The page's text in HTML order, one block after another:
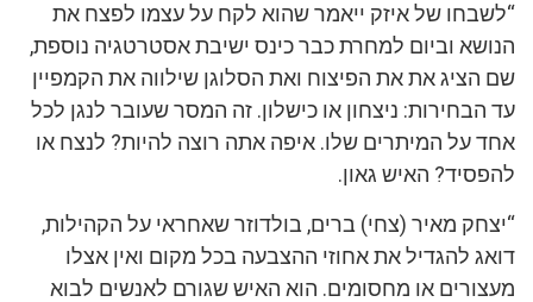
“לשבחו של איזק ייאמר שהוא לקח על עצמו לפצח את
הנושא וביום למחרת כבר כינס ישיבת אסטרטגיה נוספת,
שם הציג את את הפיצוח ואת הסלוגן שילווה את הקמפיין
עד הבחירות: ניצחון או כישלון. זה המסר שעובר לנגן לכל
אחד על המיתרים שלו. איפה אתה רוצה להיות? לנצח או
להפסיד? האיש גאון.
“יצחק מאיר (צחי) ברים, בולדוזר שאחראי על הקהילות,
דואג להגדיל את אחוזי ההצבעה בכל מקום ואין אצלו
מעצורים או מחסומים. הוא האיש שגורם לאנשים לבוא